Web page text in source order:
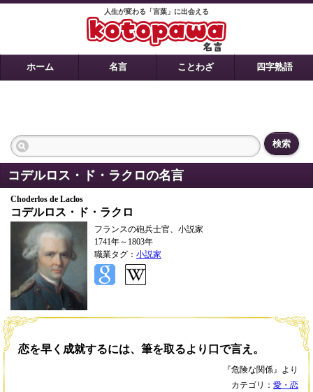
人生が変わる「言葉」に出会える
ホーム 名言 ことわざ 四字熟語
検索
コデルロス・ド・ラクロの名言
Choderlos de Laclos
コデルロス・ド・ラクロ
フランスの砲兵士官、小説家
1741年～1803年
職業タグ： 小説家
恋を早く成就するには、筆を取るより口で言え。
『危険な関係』より
カテゴリ： 愛・恋